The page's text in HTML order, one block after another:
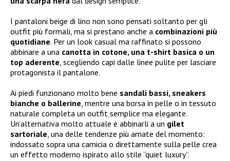
I pantaloni beige di lino non sono pensati soltanto per gli
outfit più formali, ma si prestano anche a combinazioni più
quotidiane. Per un look casual ma raffinato si possono
abbinare a una canotta in cotone, una t-shirt basica o un
top aderente , scegliendo capi dalle linee pulite per lasciare
protagonista il pantalone.
Ai piedi funzionano molto bene sandali bassi, sneakers
bianche o ballerine , mentre una borsa in pelle o in tessuto
naturale completa un outfit semplice ma elegante.
Un’alternativa molto attuale è abbinarli a un gilet
sartoriale , una delle tendenze più amate del momento:
indossato sopra una camicia o direttamente sulla pelle crea
un effetto moderno ispirato allo stile “quiet luxury”.